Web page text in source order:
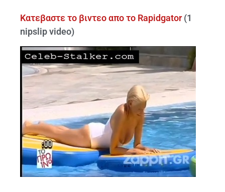
Κατεβαστε το βιντεο απο το Rapidgator(1
nipslip video)